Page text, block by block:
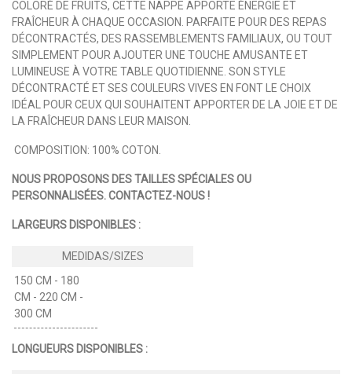
COLORÉ DE FRUITS, CETTE NAPPE APPORTE ÉNERGIE ET
FRAÎCHEUR À CHAQUE OCCASION. PARFAITE POUR DES REPAS
DÉCONTRACTÉS, DES RASSEMBLEMENTS FAMILIAUX, OU TOUT
SIMPLEMENT POUR AJOUTER UNE TOUCHE AMUSANTE ET
LUMINEUSE À VOTRE TABLE QUOTIDIENNE. SON STYLE
DÉCONTRACTÉ ET SES COULEURS VIVES EN FONT LE CHOIX
IDÉAL POUR CEUX QUI SOUHAITENT APPORTER DE LA JOIE ET DE
LA FRAÎCHEUR DANS LEUR MAISON.
COMPOSITION: 100% COTON.
NOUS PROPOSONS DES TAILLES SPÉCIALES OU
PERSONNALISÉES. CONTACTEZ-NOUS !
LARGEURS DISPONIBLES :
150 CM - 180
CM - 220 CM -
300 CM
LONGUEURS DISPONIBLES :